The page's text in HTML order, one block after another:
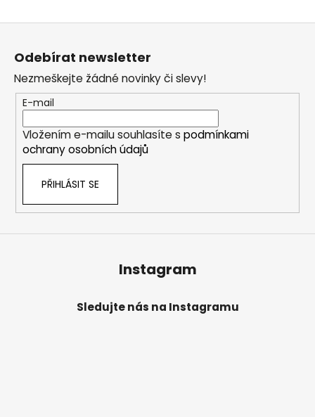
Z
Odebírat newsletter
Nezmeškejte žádné novinky či slevy!
E-mail
Vložením e-mailu souhlasíte s podmínkami
ochrany osobních údajů
PŘIHLÁSIT SE
Instagram
Sledujte nás na Instagramu